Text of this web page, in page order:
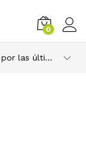
0
Ordenar por las últimas